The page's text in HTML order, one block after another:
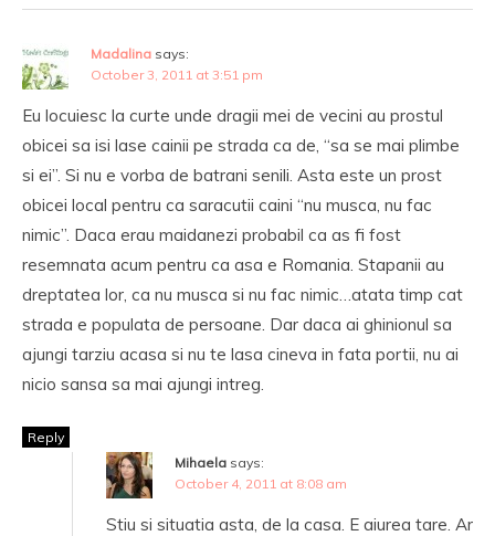
Madalina says:
October 3, 2011 at 3:51 pm
Eu locuiesc la curte unde dragii mei de vecini au prostul
obicei sa isi lase cainii pe strada ca de, “sa se mai plimbe
si ei”. Si nu e vorba de batrani senili. Asta este un prost
obicei local pentru ca saracutii caini “nu musca, nu fac
nimic”. Daca erau maidanezi probabil ca as fi fost
resemnata acum pentru ca asa e Romania. Stapanii au
dreptatea lor, ca nu musca si nu fac nimic…atata timp cat
strada e populata de persoane. Dar daca ai ghinionul sa
ajungi tarziu acasa si nu te lasa cineva in fata portii, nu ai
nicio sansa sa mai ajungi intreg.
Reply
Mihaela says:
October 4, 2011 at 8:08 am
Stiu si situatia asta, de la casa. E aiurea tare. Ar